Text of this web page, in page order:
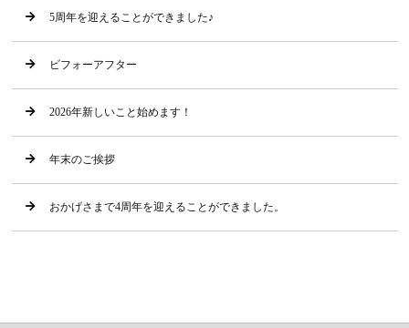
5周年を迎えることができました♪
ビフォーアフター
2026年新しいこと始めます！
年末のご挨拶
おかげさまで4周年を迎えることができました。